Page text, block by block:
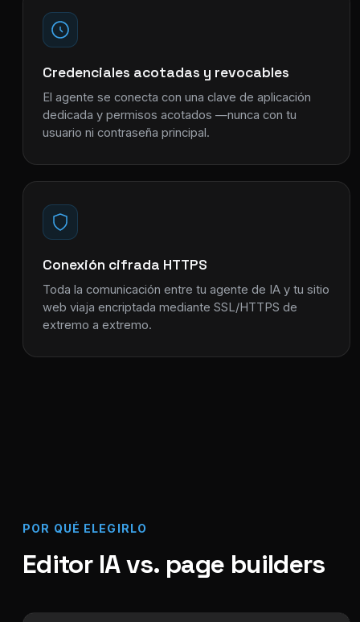
Credenciales acotadas y revocables
El agente se conecta con una clave de aplicación
dedicada y permisos acotados —nunca con tu
usuario ni contraseña principal.
Conexión cifrada HTTPS
Toda la comunicación entre tu agente de IA y tu sitio
web viaja encriptada mediante SSL/HTTPS de
extremo a extremo.
POR QUÉ ELEGIRLO
Editor IA vs. page builders